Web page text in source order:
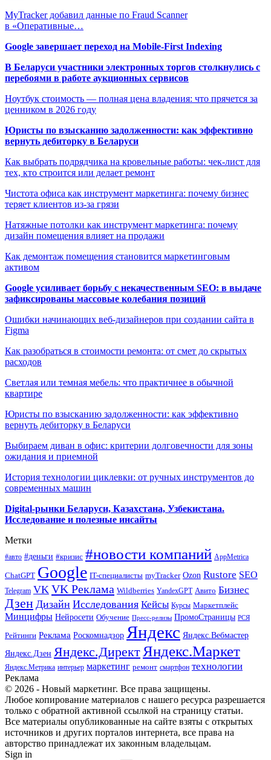
MyTracker добавил данные по Fraud Scanner
в «Оперативные…
Google завершает переход на Mobile-First Indexing
В Беларуси участники электронных торгов столкнулись с
перебоями в работе аукционных сервисов
Ноутбук стоимость — полная цена владения: что прячется за
ценником в 2026 году
Юристы по взысканию задолженности: как эффективно
вернуть дебиторку в Беларуси
Как выбрать подрядчика на кровельные работы: чек-лист для
тех, кто строится или делает ремонт
Чистота офиса как инструмент маркетинга: почему бизнес
теряет клиентов из-за грязи
Натяжные потолки как инструмент маркетинга: почему
дизайн помещения влияет на продажи
Как демонтаж помещения становится маркетинговым
активом
Google усиливает борьбу с некачественным SEO: в выдаче
зафиксированы массовые колебания позиций
Ошибки начинающих веб-дизайнеров при создании сайта в
Figma
Как разобраться в стоимости ремонта: от смет до скрытых
расходов
Светлая или темная мебель: что практичнее в обычной
квартире
Юристы по взысканию задолженности: как эффективно
вернуть дебиторку в Беларуси
Выбираем диван в офис: критерии долговечности для зоны
ожидания и приемной
История технологии циклевки: от ручных инструментов до
современных машин
Digital-рынки Беларуси, Казахстана, Узбекистана.
Исследование и полезные инсайты
Метки
#авто #деньги #кризис #новости компаний AppMetrica
ChatGPT Google IT-специалисты myTracker Ozon Rustore SEO
Telegram VK VK Реклама Wildberries YandexGPT Авито Бизнес
Дзен Дизайн Исследования Кейсы Курсы Маркетплейс
Минцифры Нейросети Обучение Пресс-релизы ПромоСтраницы РСЯ
Рейтинги Реклама Роскомнадзор Яндекс Яндекс.Вебмастер
Яндекс.Дзен Яндекс.ДиректЯндекс.Маркет
Яндекс.Метрика интерьер маркетинг ремонт смартфон технологии
Реклама
© 2026 - Новый маркетинг. Все права защищены.
Любое копирование материалов с нашего ресурса разрешается
только с обратной активной ссылкой на страницу статьи.
Все материалы опубликованные на сайте взяты с открытых
источников и других порталов интернета, все права на
авторство принадлежат их законным владельцам.
Sign in